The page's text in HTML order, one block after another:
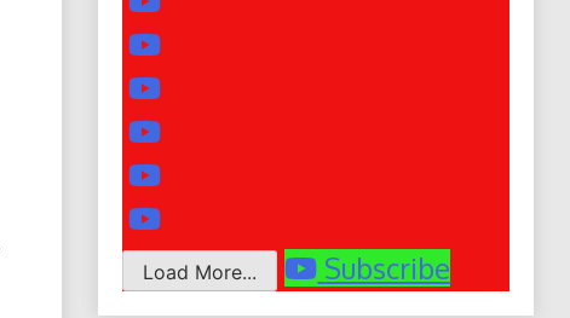
Load More... Subscribe